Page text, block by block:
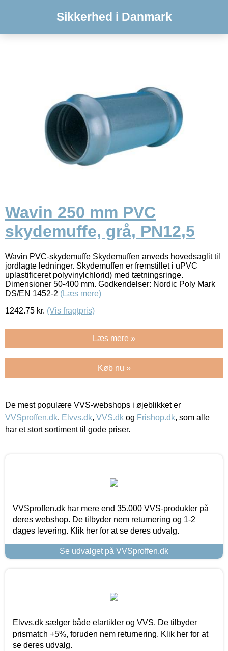
Sikkerhed i Danmark
Wavin 250 mm PVC
skydemuffe, grå, PN12,5
Wavin PVC-skydemuffe Skydemuffen anveds hovedsaglit til
jordlagte ledninger. Skydemuffen er fremstillet i uPVC
uplastificeret polyvinylchlorid) med tætningsringe.
Dimensioner 50-400 mm. Godkendelser: Nordic Poly Mark
DS/EN 1452-2 (Læs mere)
1242.75 kr. (Vis fragtpris)
Læs mere »
Køb nu »
De mest populære VVS-webshops i øjeblikket er
VVSproffen.dk, Elvvs.dk, VVS.dk og Frishop.dk, som alle
har et stort sortiment til gode priser.
VVSproffen.dk har mere end 35.000 VVS-produkter på
deres webshop. De tilbyder nem returnering og 1-2
dages levering. Klik her for at se deres udvalg.
Se udvalget på VVSproffen.dk
Elvvs.dk sælger både elartikler og VVS. De tilbyder
prismatch +5%, foruden nem returnering. Klik her for at
se deres udvalg.